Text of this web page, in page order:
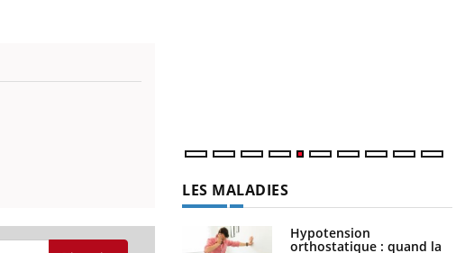
LES MALADIES
Hypotension
orthostatique : quand la